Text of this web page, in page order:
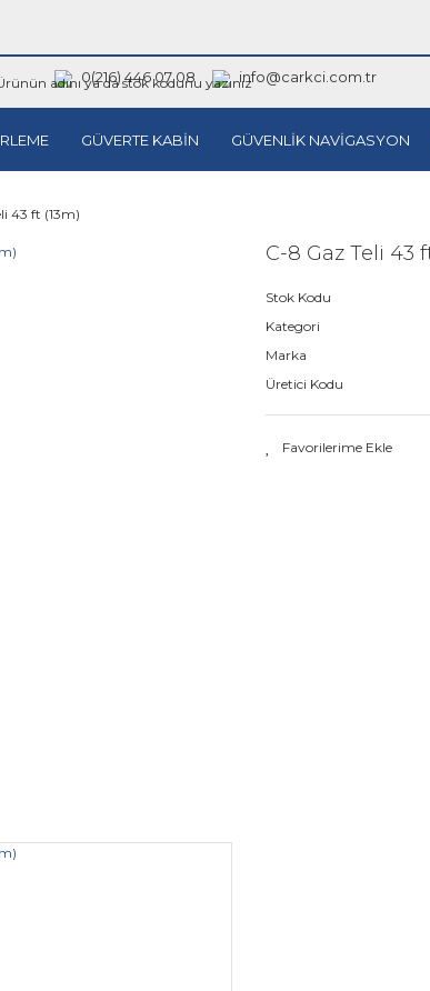
0(216) 446 07 08 info@carkci.com.tr
GÜVERTE KABİN GÜVENLİK NAVİGASYON
43 ft (13m)
C-8 Gaz Teli 43
Stok Kodu
Kategori
Marka
Üretici Kodu